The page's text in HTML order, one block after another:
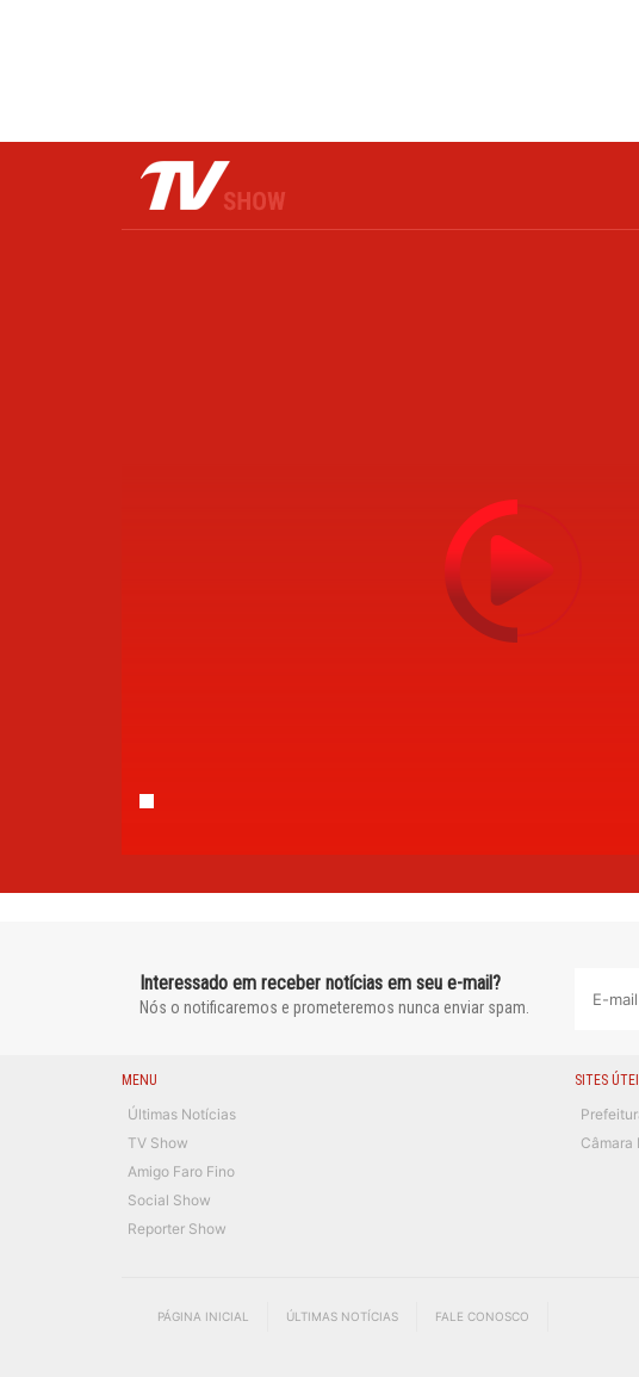
Interessado em receber notícias em seu e-mail?
Nós o notificaremos e prometeremos nunca enviar spam.
MENU
Últimas Notícias
TV Show
Amigo Faro Fino
Social Show
Reporter Show
SITES
Câmara
PÁGINA INICIAL ÚLTIMAS NOTÍCIAS FALE CONOSCO